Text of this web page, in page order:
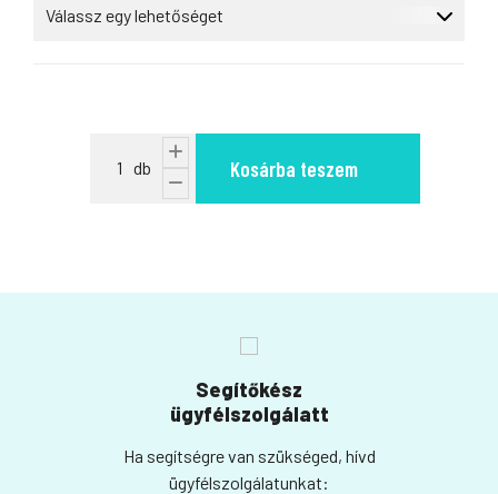
Kosárba teszem
Segítőkész
ügyfélszolgálatt
Ha segítségre van szükséged, hívd
ügyfélszolgálatunkat: